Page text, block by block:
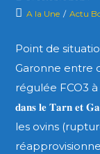
A la Une / Actu
Point de
Garonne entre
régulée FCO3 à
𝐝𝐚𝐧𝐬 𝐥𝐞 𝐓𝐚𝐫𝐧
les ovins